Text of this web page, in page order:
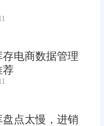
电商数据管理
荐
盘点太慢，进销